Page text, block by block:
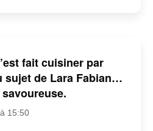
fait cuisiner par
sujet de Lara Fabian…
15:50